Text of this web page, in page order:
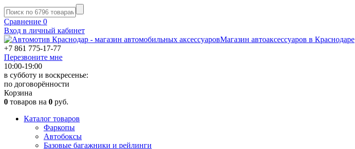
Сравнение 0
Вход в личный кабинет
Магазин автоаксессуаров в Краснодаре
+7 861 775-17-77
Перезвоните мне
10:00-19:00
в субботу и воскресенье:
по договорённости
Корзина
0 товаров на 0 руб.
Каталог товаров
Фаркопы
Автобоксы
Базовые багажники и рейлинги